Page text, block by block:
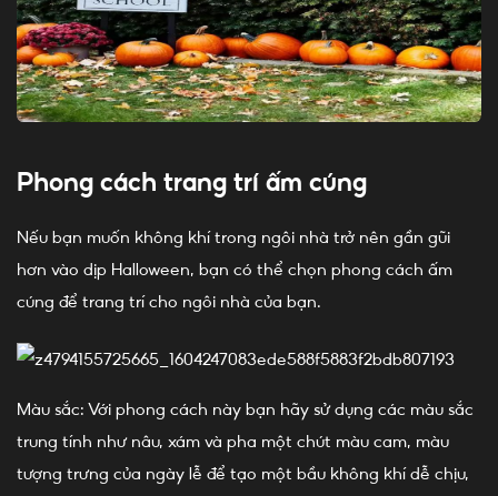
Phong cách trang trí ấm cúng
Nếu bạn muốn không khí trong ngôi nhà trở nên gần gũi
hơn vào dịp Halloween, bạn có thể chọn phong cách ấm
cúng để trang trí cho ngôi nhà của bạn.
Màu sắc: Với phong cách này bạn hãy sử dụng các màu sắc
trung tính như nâu, xám và pha một chút màu cam, màu
tượng trưng của ngày lễ để tạo một bầu không khí dễ chịu,